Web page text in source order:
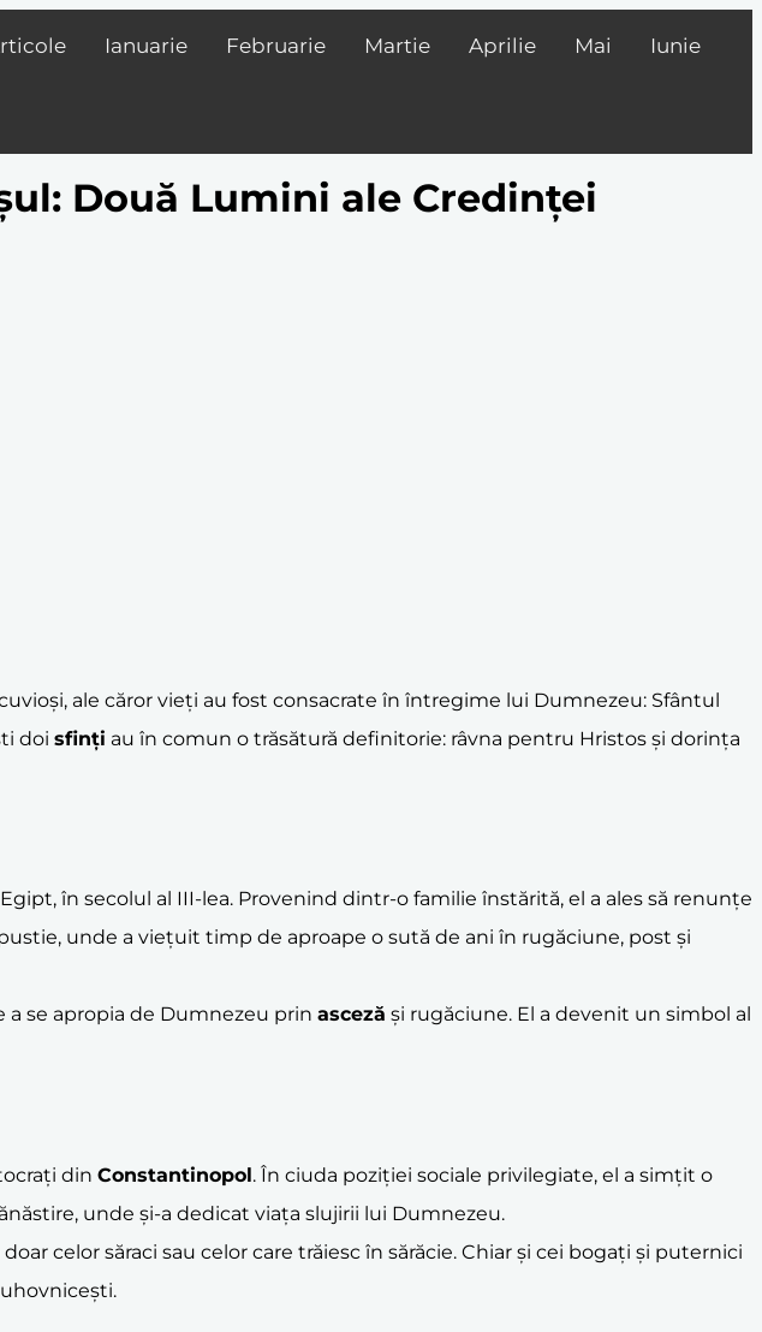
Ianuarie Februarie Martie Aprilie Mai Iunie
Două Lumini ale Credinței
ale căror vieți au fost consacrate în întregime lui Dumnezeu: Sfântul
doi sfinți au în comun o trăsătură definitorie: râvna pentru Hristos și dorința
în secolul al III-lea. Provenind dintr-o familie înstărită, el a ales să renunțe
unde a viețuit timp de aproape o sută de ani în rugăciune, post și
se apropia de Dumnezeu prin asceză și rugăciune. El a devenit un simbol al
din Constantinopol. În ciuda poziției sociale privilegiate, el a simțit o
unde și-a dedicat viața slujirii lui Dumnezeu.
celor săraci sau celor care trăiesc în sărăcie. Chiar și cei bogați și puternici